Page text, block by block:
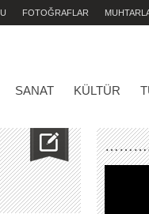
FOTOĞRAFLAR
SANAT KÜLTÜR
……….